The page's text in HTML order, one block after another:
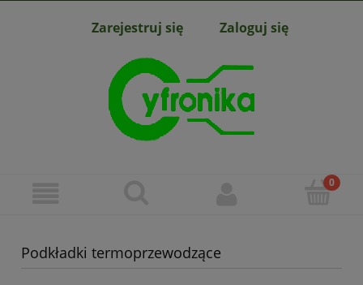
Zarejestruj się Zaloguj się
Podkładki termoprzewodzące